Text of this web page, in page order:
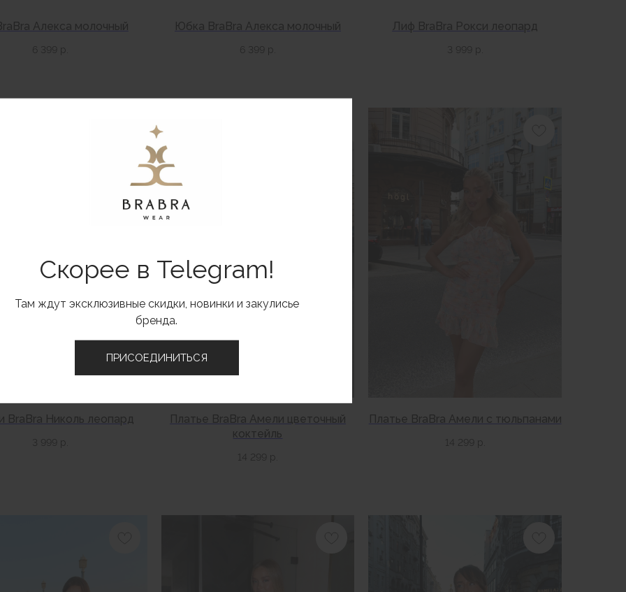
Алекса молочный
6 399 р.
Юбка BraBra Алекса молочный
6 399 р.
Лиф BraBra Рокси леопард
р.
BraBra Николь леопард
р.
Платье BraBra Амели цветочный
коктейль
14 299 р.
Платье BraBra Амели с тюльпанами
р.
Скорее в Telegram!
Там ждут эксклюзивные скидки, новинки и закулисье
бренда.
ПРИСОЕДИНИТЬСЯ